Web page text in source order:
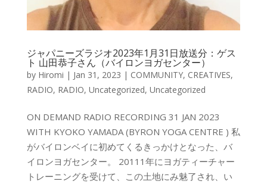
ジャパニーズラジオ2023年1月31日放送分：ゲス
ト 山田恭子さん（バイロンヨガセンター）
by Hiromi | Jan 31, 2023 | COMMUNITY, CREATIVES,
RADIO, RADIO, Uncategorized, Uncategorized
ON DEMAND RADIO RECORDING 31 JAN 2023
WITH KYOKO YAMADA (BYRON YOGA CENTRE ) 私
がバイロンベイに初めてくるきっかけとなった、バ
イロンヨガセンター。 20111年にヨガティーチャー
トレーニングを受けて、この土地にみ魅了され、い